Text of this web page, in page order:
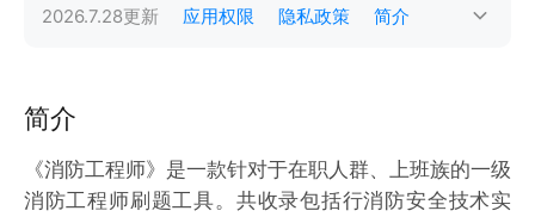
2026.7.28更新 应用权限 隐私政策 简介
简介
《消防工程师》是一款针对于在职人群、上班族的一级
消防工程师刷题工具。共收录包括行消防安全技术实